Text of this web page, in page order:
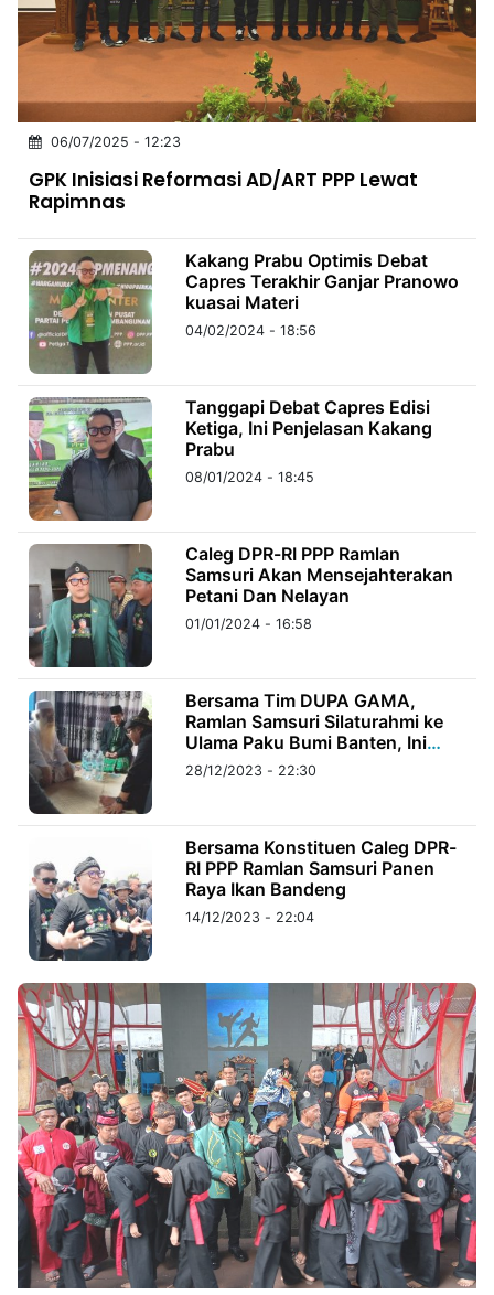
INDONESIA
Partner
NTB
Time
IDN
Jogja
Rakyat
News
Notice
Baru
Follow
Kabarbaru
Kabarbaru.co
2026
Kabarbaru
Media
Holding
06/07/2025 - 12:23
GPK Inisiasi Reformasi AD/ART PPP Lewat
Rapimnas
Kakang Prabu Optimis Debat
Capres Terakhir Ganjar Pranowo
kuasai Materi
04/02/2024 - 18:56
Tanggapi Debat Capres Edisi
Ketiga, Ini Penjelasan Kakang
Prabu
08/01/2024 - 18:45
Caleg DPR-RI PPP Ramlan
Samsuri Akan Mensejahterakan
Petani Dan Nelayan
01/01/2024 - 16:58
Bersama Tim DUPA GAMA,
Ramlan Samsuri Silaturahmi ke
Ulama Paku Bumi Banten, Ini
Penjelasan Abah Syar’i
28/12/2023 - 22:30
Bersama Konstituen Caleg DPR-
RI PPP Ramlan Samsuri Panen
Raya Ikan Bandeng
14/12/2023 - 22:04